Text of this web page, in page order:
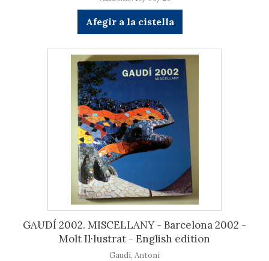
Afegir a la cistella
GAUDÍ 2002. MISCELLANY - Barcelona 2002 -
Molt Il·lustrat - English edition
Gaudí, Antoni